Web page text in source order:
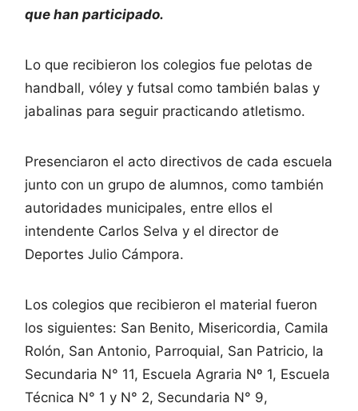
que han participado.
Lo que recibieron los colegios fue pelotas de
handball, vóley y futsal como también balas y
jabalinas para seguir practicando atletismo.
Presenciaron el acto directivos de cada escuela
junto con un grupo de alumnos, como también
autoridades municipales, entre ellos el
intendente Carlos Selva y el director de
Deportes Julio Cámpora.
Los colegios que recibieron el material fueron
los siguientes: San Benito, Misericordia, Camila
Rolón, San Antonio, Parroquial, San Patricio, la
Secundaria N° 11, Escuela Agraria Nº 1, Escuela
Técnica N° 1 y N° 2, Secundaria N° 9,